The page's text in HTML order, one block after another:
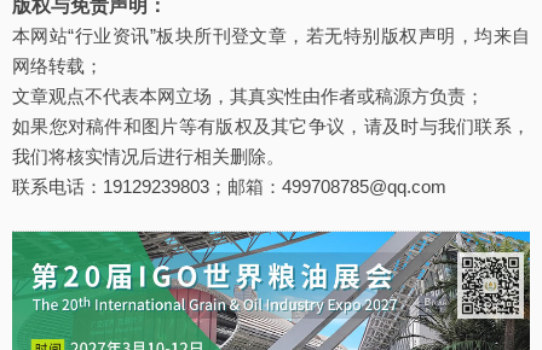
版权与免责声明：
本网站“行业资讯”板块所刊登文章，若无特别版权声明，均来自
网络转载；
文章观点不代表本网立场，其真实性由作者或稿源方负责；
如果您对稿件和图片等有版权及其它争议，请及时与我们联系，
我们将核实情况后进行相关删除。
联系电话：19129239803；邮箱：499708785@qq.com